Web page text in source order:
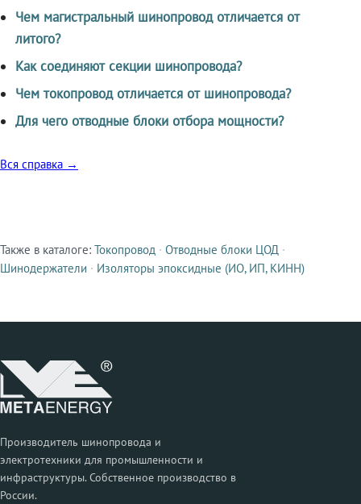
Чем магистральный шинопровод отличается от
литого?
Как соединяют секции шинопровода?
Чем токопровод отличается от шинопровода?
Для чего отводные блоки отбора мощности?
Вся справка →
Смежные продукты
Также в каталоге: Токопровод · Отводные блоки ЦОД ·
Шинодержатели · Изоляторы эпоксидные (ИО, ИП, КИНН)
Производитель шинопровода и
электротехники для промышленности и
инфраструктуры. Собственное производство в
России.